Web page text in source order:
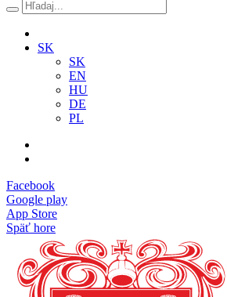
SK
SK
EN
HU
DE
PL
Facebook
Google play
App Store
Späť hore